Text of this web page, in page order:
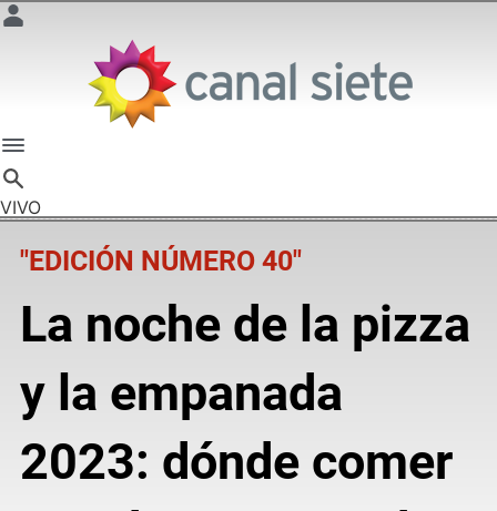
VIVO
"EDICIÓN NÚMERO 40"
La noche de la pizza
y la empanada
2023: dónde comer